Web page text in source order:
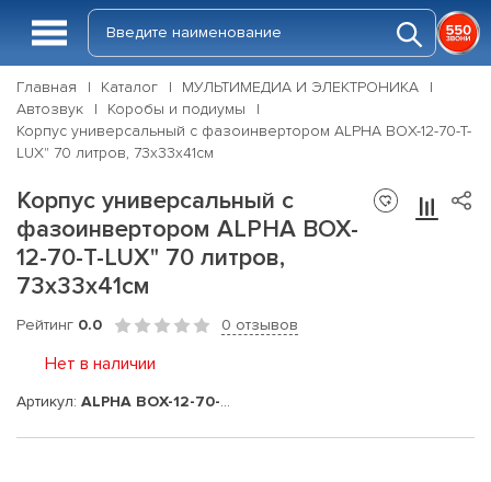
Главная Каталог
МУЛЬТИМЕДИА И ЭЛЕКТРОНИКА
Автозвук
Коробы и подиумы
Корпус универсальный с фазоинвертором ALPHA BOX-12-70-T-
LUX" 70 литров, 73х33х41см
Корпус универсальный с
фазоинвертором ALPHA BOX-
12-70-T-LUX" 70 литров,
73х33х41см
Рейтинг 0.0 0 отзывов
Нет в наличии
Артикул: ALPHA BOX-12-70-T-LUX